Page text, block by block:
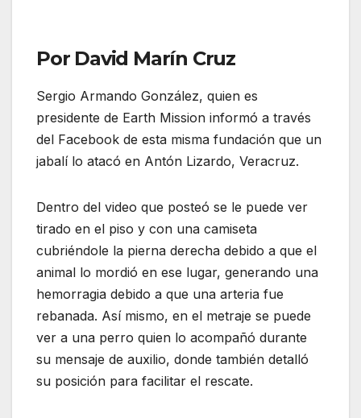
Por David Marín Cruz
Sergio Armando González, quien es
presidente de Earth Mission informó a través
del Facebook de esta misma fundación que un
jabalí lo atacó en Antón Lizardo, Veracruz.
Dentro del video que posteó se le puede ver
tirado en el piso y con una camiseta
cubriéndole la pierna derecha debido a que el
animal lo mordió en ese lugar, generando una
hemorragia debido a que una arteria fue
rebanada. Así mismo, en el metraje se puede
ver a una perro quien lo acompañó durante
su mensaje de auxilio, donde también detalló
su posición para facilitar el rescate.